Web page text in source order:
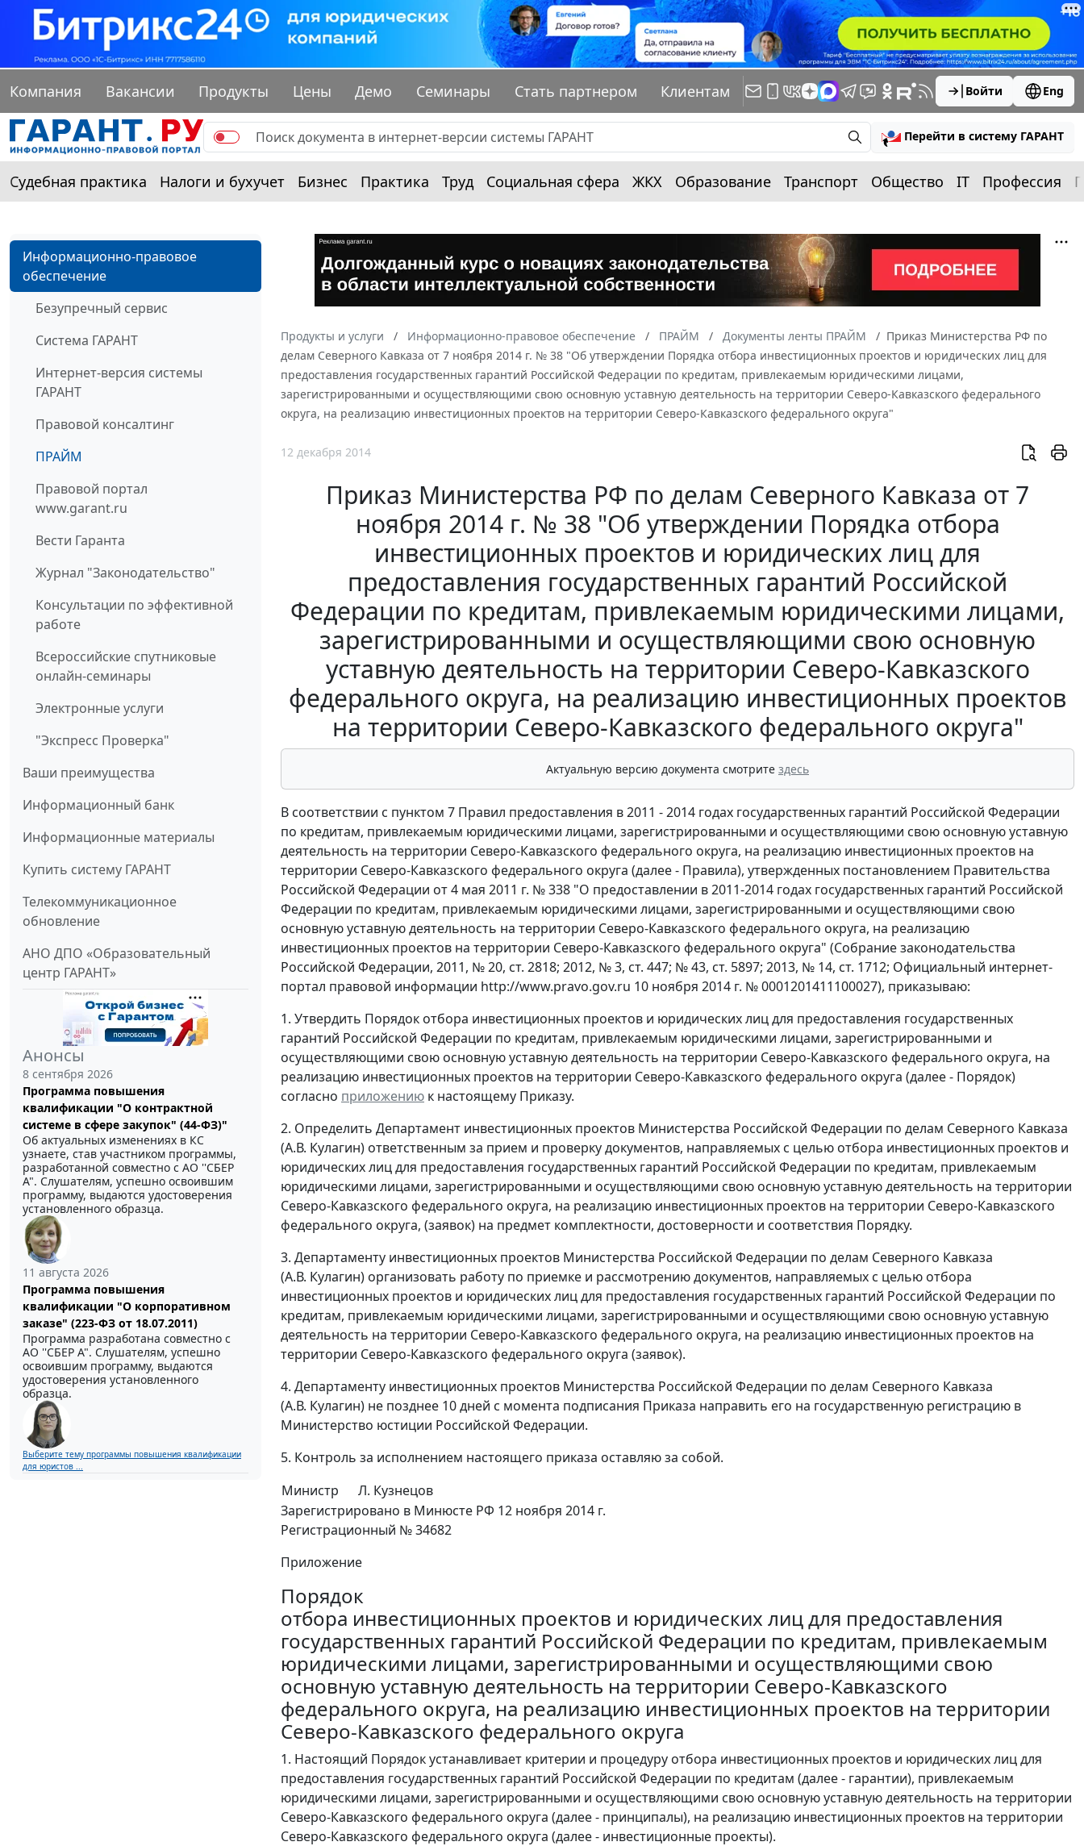
Компания Вакансии Продукты Цены Демо Семинары Стать партнером Клиентам Войти Eng
Перейти в систему ГАРАНТ
Судебная практика Налоги и бухучет Бизнес Практика Труд Социальная сфера ЖКХ Образование Транспорт Общество IT Профессия
Информационно-правовое
обеспечение
Безупречный сервис
Система ГАРАНТ
Интернет-версия системы
ГАРАНТ
Правовой консалтинг
ПРАЙМ
Правовой портал
www.garant.ru
Вести Гаранта
Журнал "Законодательство"
Консультации по эффективной
работе
Всероссийские спутниковые
онлайн-семинары
Электронные услуги
"Экспресс Проверка"
Ваши преимущества
Информационный банк
Информационные материалы
Купить систему ГАРАНТ
Телекоммуникационное
обновление
АНО ДПО «Образовательный
центр ГАРАНТ»
Анонсы
8 сентября 2026
Программа повышения
квалификации "О контрактной
системе в сфере закупок" (44-ФЗ)"
Об актуальных изменениях в КС
узнаете, став участником программы,
разработанной совместно с АО ''СБЕР
А". Слушателям, успешно освоившим
программу, выдаются удостоверения
установленного образца.
11 августа 2026
Программа повышения
квалификации "О корпоративном
заказе" (223-ФЗ от 18.07.2011)
Программа разработана совместно с
АО ''СБЕР А". Слушателям, успешно
освоившим программу, выдаются
удостоверения установленного
образца.
Выберите тему программы повышения квалификации
для юристов ...
Продукты и услуги Информационно-правовое обеспечение ПРАЙМ Документы ленты ПРАЙМ
Приказ Министерства РФ по
делам Северного Кавказа от 7 ноября 2014 г. № 38 "Об утверждении Порядка отбора инвестиционных проектов и юридических лиц для
предоставления государственных гарантий Российской Федерации по кредитам, привлекаемым юридическими лицами,
зарегистрированными и осуществляющими свою основную уставную деятельность на территории Северо-Кавказского федерального
округа, на реализацию инвестиционных проектов на территории Северо-Кавказского федерального округа"
12 декабря 2014
Приказ Министерства РФ по делам Северного Кавказа от 7
ноября 2014 г. № 38 "Об утверждении Порядка отбора
инвестиционных проектов и юридических лиц для
предоставления государственных гарантий Российской
Федерации по кредитам, привлекаемым юридическими лицами,
зарегистрированными и осуществляющими свою основную
уставную деятельность на территории Северо-Кавказского
федерального округа, на реализацию инвестиционных проектов
на территории Северо-Кавказского федерального округа"
Актуальную версию документа смотрите здесь
В соответствии с пунктом 7 Правил предоставления в 2011 - 2014 годах государственных гарантий Российской Федерации
по кредитам, привлекаемым юридическими лицами, зарегистрированными и осуществляющими свою основную уставную
деятельность на территории Северо-Кавказского федерального округа, на реализацию инвестиционных проектов на
территории Северо-Кавказского федерального округа (далее - Правила), утвержденных постановлением Правительства
Российской Федерации от 4 мая 2011 г. № 338 "О предоставлении в 2011-2014 годах государственных гарантий Российской
Федерации по кредитам, привлекаемым юридическими лицами, зарегистрированными и осуществляющими свою
основную уставную деятельность на территории Северо-Кавказского федерального округа, на реализацию
инвестиционных проектов на территории Северо-Кавказского федерального округа" (Собрание законодательства
Российской Федерации, 2011, № 20, ст. 2818; 2012, № 3, ст. 447; № 43, ст. 5897; 2013, № 14, ст. 1712; Официальный интернет-
портал правовой информации http://www.pravo.gov.ru 10 ноября 2014 г. № 0001201411100027), приказываю:
1. Утвердить Порядок отбора инвестиционных проектов и юридических лиц для предоставления государственных
гарантий Российской Федерации по кредитам, привлекаемым юридическими лицами, зарегистрированными и
осуществляющими свою основную уставную деятельность на территории Северо-Кавказского федерального округа, на
реализацию инвестиционных проектов на территории Северо-Кавказского федерального округа (далее - Порядок)
согласно приложению к настоящему Приказу.
2. Определить Департамент инвестиционных проектов Министерства Российской Федерации по делам Северного Кавказа
(А.В. Кулагин) ответственным за прием и проверку документов, направляемых с целью отбора инвестиционных проектов и
юридических лиц для предоставления государственных гарантий Российской Федерации по кредитам, привлекаемым
юридическими лицами, зарегистрированными и осуществляющими свою основную уставную деятельность на территории
Северо-Кавказского федерального округа, на реализацию инвестиционных проектов на территории Северо-Кавказского
федерального округа, (заявок) на предмет комплектности, достоверности и соответствия Порядку.
3. Департаменту инвестиционных проектов Министерства Российской Федерации по делам Северного Кавказа
(А.В. Кулагин) организовать работу по приемке и рассмотрению документов, направляемых с целью отбора
инвестиционных проектов и юридических лиц для предоставления государственных гарантий Российской Федерации по
кредитам, привлекаемым юридическими лицами, зарегистрированными и осуществляющими свою основную уставную
деятельность на территории Северо-Кавказского федерального округа, на реализацию инвестиционных проектов на
территории Северо-Кавказского федерального округа (заявок).
4. Департаменту инвестиционных проектов Министерства Российской Федерации по делам Северного Кавказа
(А.В. Кулагин) не позднее 10 дней с момента подписания Приказа направить его на государственную регистрацию в
Министерство юстиции Российской Федерации.
5. Контроль за исполнением настоящего приказа оставляю за собой.
Министр
Л. Кузнецов
Зарегистрировано в Минюсте РФ 12 ноября 2014 г.
Регистрационный № 34682
Приложение
Порядок
отбора инвестиционных проектов и юридических лиц для предоставления
государственных гарантий Российской Федерации по кредитам, привлекаемым
юридическими лицами, зарегистрированными и осуществляющими свою
основную уставную деятельность на территории Северо-Кавказского
федерального округа, на реализацию инвестиционных проектов на территории
Северо-Кавказского федерального округа
1. Настоящий Порядок устанавливает критерии и процедуру отбора инвестиционных проектов и юридических лиц для
предоставления государственных гарантий Российской Федерации по кредитам (далее - гарантии), привлекаемым
юридическими лицами, зарегистрированными и осуществляющими свою основную уставную деятельность на территории
Северо-Кавказского федерального округа (далее - принципалы), на реализацию инвестиционных проектов на территории
Северо-Кавказского федерального округа (далее - инвестиционные проекты).